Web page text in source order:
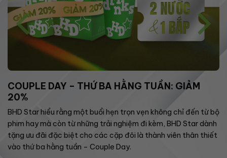
COUPLE DAY – THỨ BA HẰNG TUẦN: GIẢM
20%
BHD Star hiểu rằng một buổi hẹn trọn vẹn không chỉ đến từ bộ
phim hay mà còn từ những trải nghiệm đi kèm, BHD Star dành
tặng ưu đãi đặc biệt cho các cặp đôi là thành viên thân thiết
vào thứ ba hằng tuần – Couple Day.